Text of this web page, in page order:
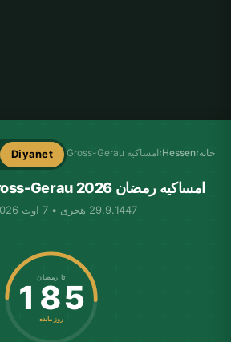
خانه›
Hessen
›امساکیه Gross-Gerau Diyanet
امساکیه رمضان Gross-Gerau 2026 - افطار و سحر
29.9.1447 هجری • 7 اوت 2026 جمعه
تا رمضان
185
روز مانده